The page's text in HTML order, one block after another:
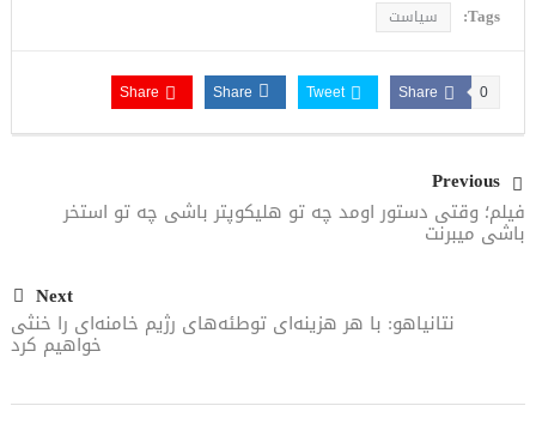
Tags: سیاست
Share 0
Tweet
Share
Share
Previous
فیلم؛ وقتی دستور اومد چه تو هلیکوپتر باشی چه تو استخر
باشی میبرنت
Next
نتانیاهو: با هر هزینه‌ای توطئه‌های رژیم خامنه‌ای را خنثی‌
خواهیم کرد